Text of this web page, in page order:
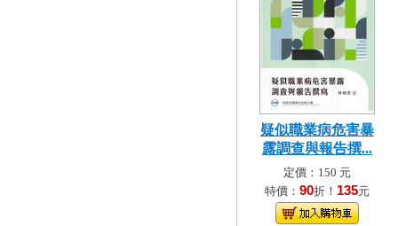
疑似職業病危害暴
露調查與報告撰...
定價：150 元
特價： 90折！ 135元